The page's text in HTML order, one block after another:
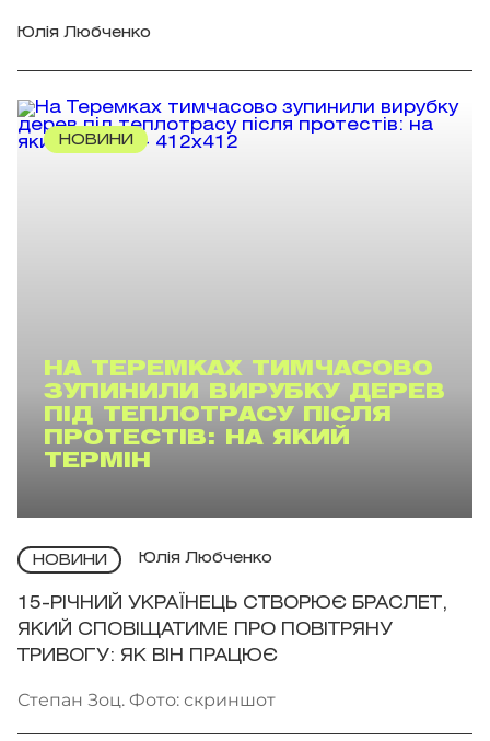
Юлія Любченко
НОВИНИ
НА ТЕРЕМКАХ ТИМЧАСОВО
ЗУПИНИЛИ ВИРУБКУ ДЕРЕВ
ПІД ТЕПЛОТРАСУ ПІСЛЯ
ПРОТЕСТІВ: НА ЯКИЙ
ТЕРМІН
НОВИНИ Юлія Любченко
15-РІЧНИЙ УКРАЇНЕЦЬ СТВОРЮЄ БРАСЛЕТ,
ЯКИЙ СПОВІЩАТИМЕ ПРО ПОВІТРЯНУ
ТРИВОГУ: ЯК ВІН ПРАЦЮЄ
Степан Зоц. Фото: скриншот